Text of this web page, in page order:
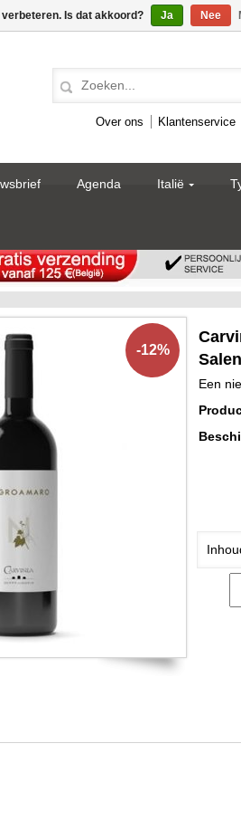
Over ons Klantenservice
Agenda Italië
-12%
Een
Is dat akkoord? Ja Nee